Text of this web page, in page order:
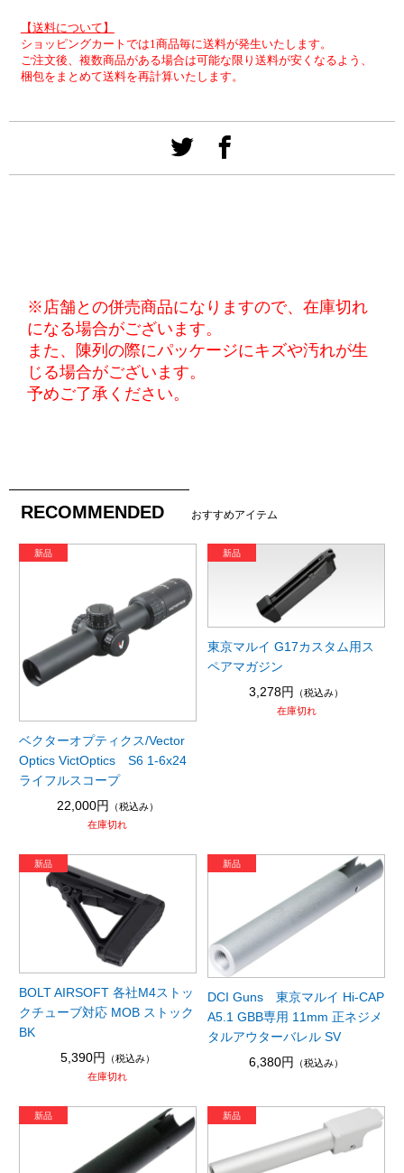
【送料について】
ショッピングカートでは1商品毎に送料が発生いたします。
ご注文後、複数商品がある場合は可能な限り送料が安くなるよう、
梱包をまとめて送料を再計算いたします。
※店舗との併売商品になりますので、在庫切れ
になる場合がございます。
また、陳列の際にパッケージにキズや汚れが生
じる場合がございます。
予めご了承ください。
RECOMMENDED おすすめアイテム
ベクターオプティクス/Vector
Optics VictOptics S6 1-6x24
ライフルスコープ
22,000円
（税込み）
在庫切れ
東京マルイ G17カスタム用ス
ペアマガジン
3,278円
（税込み）
在庫切れ
BOLT AIRSOFT 各社M4ストッ
クチューブ対応 MOB ストック
BK
5,390円
（税込み）
在庫切れ
DCI Guns 東京マルイ Hi-CAP
A5.1 GBB専用 11mm 正ネジメ
タルアウターバレル SV
6,380円
（税込み）